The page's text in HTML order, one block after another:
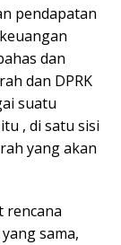
pendapatan
dan
dan DPRK
suatu
, di satu sisi
yang akan
rencana
sama,